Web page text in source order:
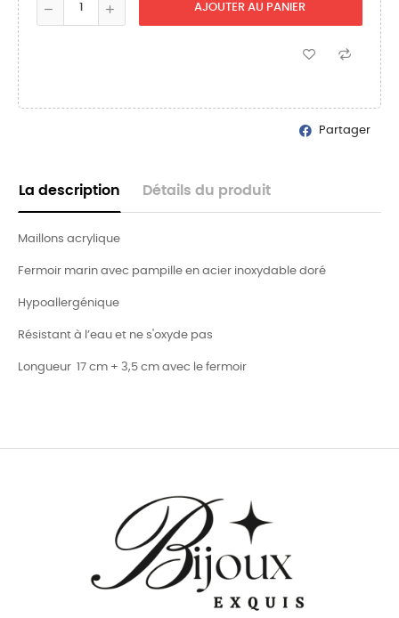
AJOUTER AU PANIER
Partager
La description Détails du produit
Maillons acrylique
Fermoir marin avec pampille en acier inoxydable doré
Hypoallergénique
Résistant à l’eau et ne s'oxyde pas
Longueur 17 cm + 3,5 cm avec le fermoir